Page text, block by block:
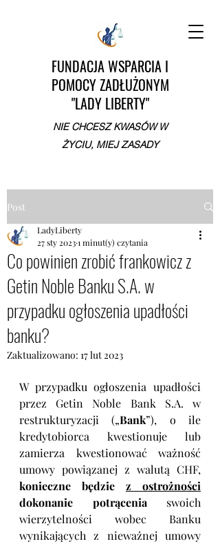
FUNDACJA WSPARCIA I
POMOCY ZADŁUŻONYM
"LADY LIBERTY"
NIE CHCESZ KWASÓW W
ŻYCIU, MIEJ ZASADY
Post
Co powinien zrobić frankowicz z
Getin Noble Banku S.A. w
przypadku ogłoszenia upadłości
banku?
LadyLiberty
27 sty 20231 minut(y) czytania
Zaktualizowano: 17 lut 2023
W przypadku ogłoszenia upadłości
przez Getin Noble Bank S.A. w
restrukturyzacji („Bank”), o ile
kredytobiorca kwestionuje lub
zamierza kwestionować ważność
konieczne będzie z ostrożności
dokonanie potrącenia swoich
wierzytelności wobec Banku
wynikających z nieważnej umowy